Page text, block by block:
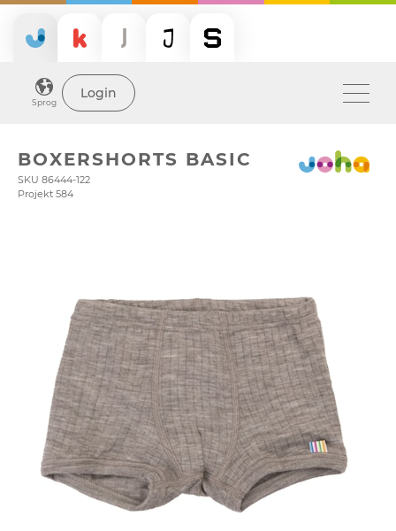
Sprog
Login
BOXERSHORTS BASIC
SKU 86444-122
Projekt 584